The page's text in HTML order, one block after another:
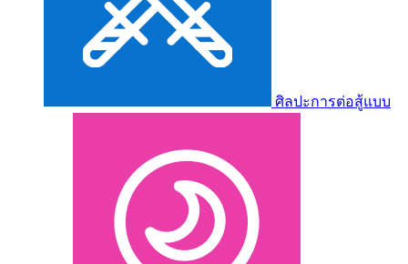
ศิลปะการต่อสู้แบบ